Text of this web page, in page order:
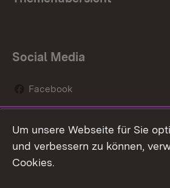
Social Media
Facebook
Social Wall
Youtube
Um unsere Webseite für Sie
und verbessern zu können,
Cookies.